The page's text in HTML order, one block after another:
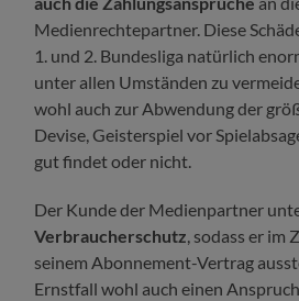
Medienrechtepartner. Diese
1. und 2. Bundesliga natürlich
unter allen Umständen zu
wohl auch zur Abwendung der
Devise, Geisterspiel vor
gut findet oder nicht.
Der Kunde der Medienpartner
Verbraucherschutz, sodass er im
seinem Abonnement-Vertrag
Ernstfall wohl auch einen